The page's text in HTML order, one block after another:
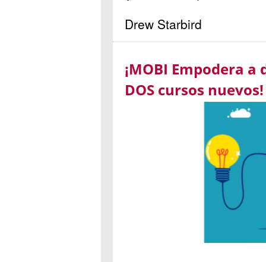
Drew Starbird
¡MOBI Empodera
DOS cursos nuevos!